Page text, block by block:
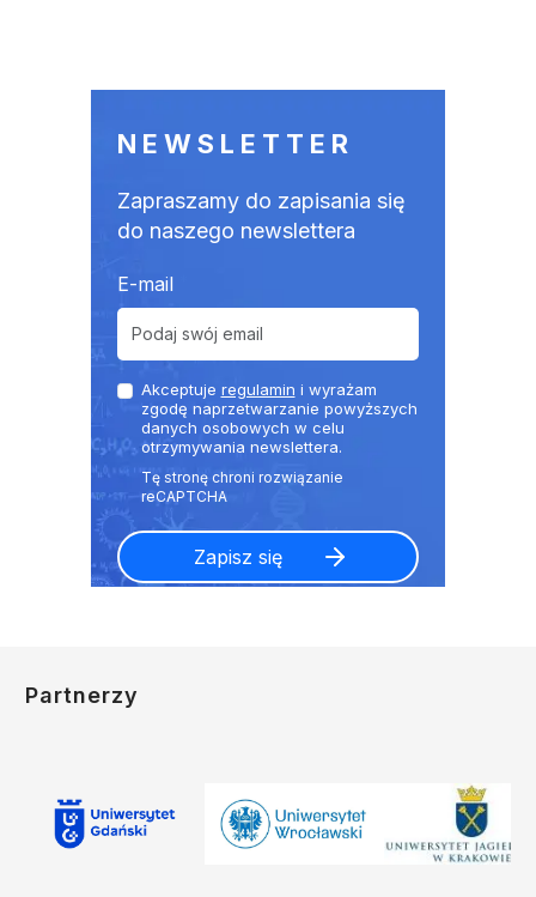
NEWSLETTER
Zapraszamy do zapisania się
do naszego newslettera
E-mail
Akceptuje regulamin i wyrażam
zgodę naprzetwarzanie powyższych
danych osobowych w celu
otrzymywania newslettera.
Partnerzy